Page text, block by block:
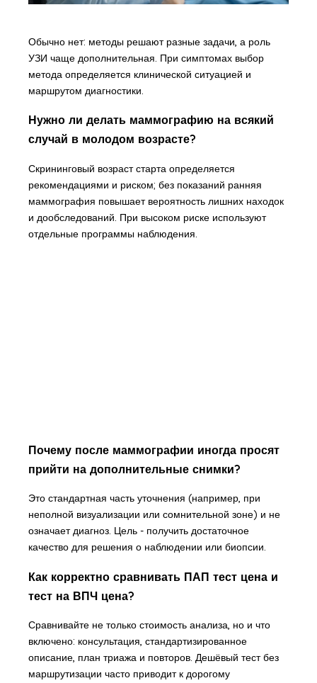
Обычно нет: методы решают разные задачи, а роль
УЗИ чаще дополнительная. При симптомах выбор
метода определяется клинической ситуацией и
маршрутом диагностики.
Нужно ли делать маммографию на всякий
случай в молодом возрасте?
Скрининговый возраст старта определяется
рекомендациями и риском; без показаний ранняя
маммография повышает вероятность лишних находок
и дообследований. При высоком риске используют
отдельные программы наблюдения.
Почему после маммографии иногда просят
прийти на дополнительные снимки?
Это стандартная часть уточнения (например, при
неполной визуализации или сомнительной зоне) и не
означает диагноз. Цель - получить достаточное
качество для решения о наблюдении или биопсии.
Как корректно сравнивать ПАП тест цена и
тест на ВПЧ цена?
Сравнивайте не только стоимость анализа, но и что
включено: консультация, стандартизированное
описание, план триажа и повторов. Дешёвый тест без
маршрутизации часто приводит к дорогому